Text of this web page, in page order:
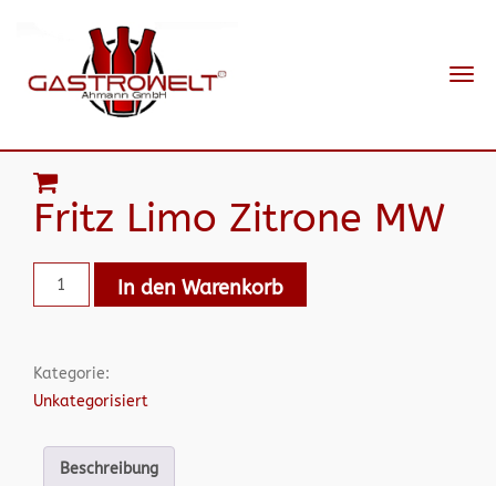
Fritz Limo Zitrone MW
In den Warenkorb
Kategorie:
Unkategorisiert
Beschreibung